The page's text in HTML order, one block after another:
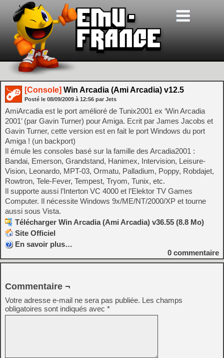
[Console] Win Arcadia (Ami Arcadia) v12.5
Posté le 08/09/2009 à 12:56 par Jets
AmiArcadia est le port amélioré de Tunix2001 ex ‘Win Arcadia
2001’ (par Gavin Turner) pour Amiga. Ecrit par James Jacobs et
Gavin Turner, cette version est en fait le port Windows du port
Amiga ! (un backport)
Il émule les consoles basé sur la famille des Arcadia2001 :
Bandai, Emerson, Grandstand, Hanimex, Intervision, Leisure-
Vision, Leonardo, MPT-03, Ormatu, Palladium, Poppy, Robdajet,
Rowtron, Tele-Fever, Tempest, Tryom, Tunix, etc.
Il supporte aussi l’Interton VC 4000 et l’Elektor TV Games
Computer. Il nécessite Windows 9x/ME/NT/2000/XP et tourne
aussi sous Vista.
Télécharger Win Arcadia (Ami Arcadia) v36.55 (8.8 Mo)
Site Officiel
En savoir plus…
0 commentaire
Commentaire ¬
Votre adresse e-mail ne sera pas publiée. Les champs
obligatoires sont indiqués avec *